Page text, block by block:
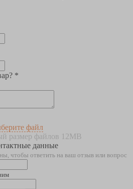
*
файл
размер файлов 12MB
данные
чтобы ответить на ваш отзыв или вопрос